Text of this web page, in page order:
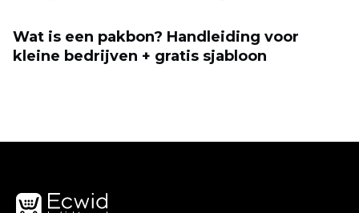
Wat is een pakbon? Handleiding voor
kleine bedrijven + gratis sjabloon